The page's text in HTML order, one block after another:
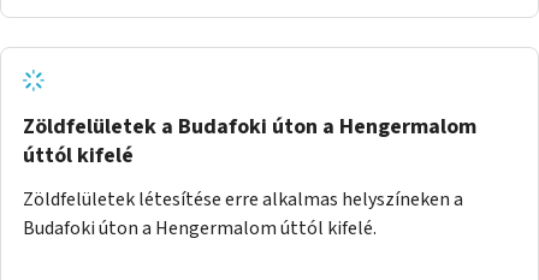
Zöldfelületek a Budafoki úton a Hengermalom
úttól kifelé
Zöldfelületek létesítése erre alkalmas helyszíneken a
Budafoki úton a Hengermalom úttól kifelé.